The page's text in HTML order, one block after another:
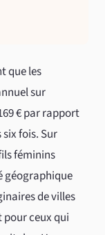
que les
sur
€ par rapport
fois. Sur
féminins
géographique
de villes
pour ceux qui